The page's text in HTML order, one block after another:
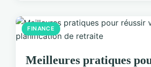
FINANCE
Meilleures pratiques